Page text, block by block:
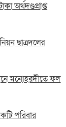
অর্থদণ্ডপ্রাপ্ত
ছাত্রদলের
মনোহরদীতে ফল
পরিবার